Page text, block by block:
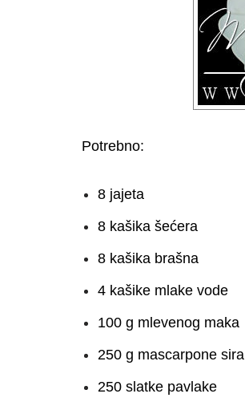
Potrebno:
8 jajeta
8 kašika šećera
8 kašika brašna
4 kašike mlake vode
100 g mlevenog maka
250 g mascarpone sira
250 slatke pavlake